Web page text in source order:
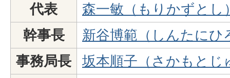
代表
森一敏（もりかずとし
幹事長
新谷博範（しんたにひ
事務局長
坂本順子（さかもとじ